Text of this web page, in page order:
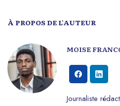
À PROPOS DE L'AUTEUR
MOISE
Journaliste